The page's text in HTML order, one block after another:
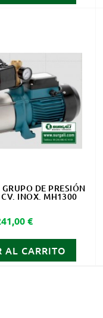
DE PRESIÓN
INOX. MH1300
€
AL CARRITO